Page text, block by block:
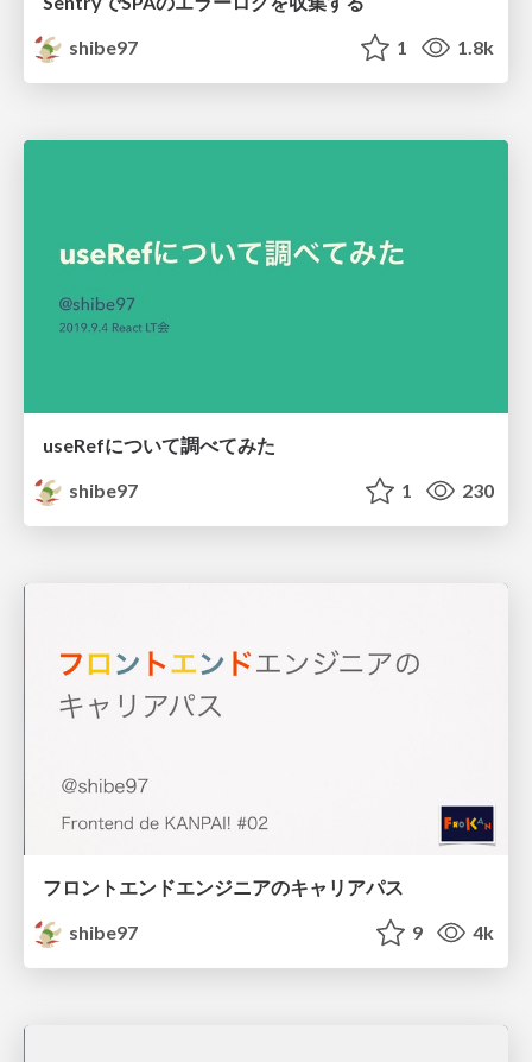
shibe97
1 1.8k
useRefについて調べてみた
shibe97
1 230
フロントエンドエンジニアのキャリアパス
shibe97
9 4k